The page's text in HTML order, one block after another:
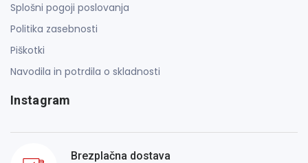
Splošni pogoji poslovanja
Politika zasebnosti
Piškotki
Navodila in potrdila o skladnosti
Instagram
Brezplačna dostava